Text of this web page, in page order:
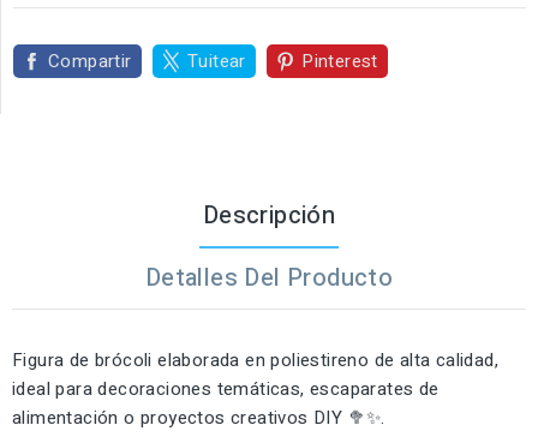
Compartir Tuitear Pinterest
Descripción
Detalles Del Producto
Figura de brócoli elaborada en poliestireno de alta calidad,
ideal para decoraciones temáticas, escaparates de
alimentación o proyectos creativos DIY 🥦✨.